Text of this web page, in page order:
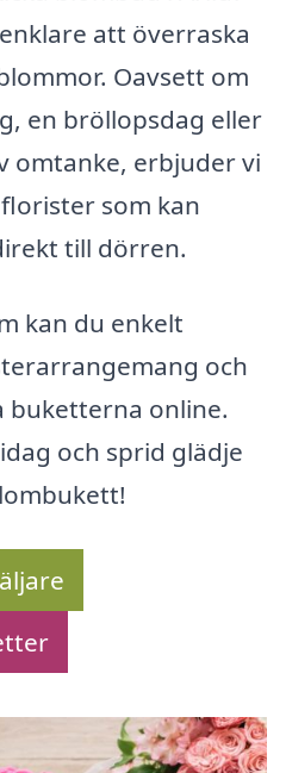
att överraska
Oavsett om
en bröllopsdag eller
omtanke, erbjuder vi
som kan
till dörren.
kan du enkelt
och
buketterna online.
och sprid glädje